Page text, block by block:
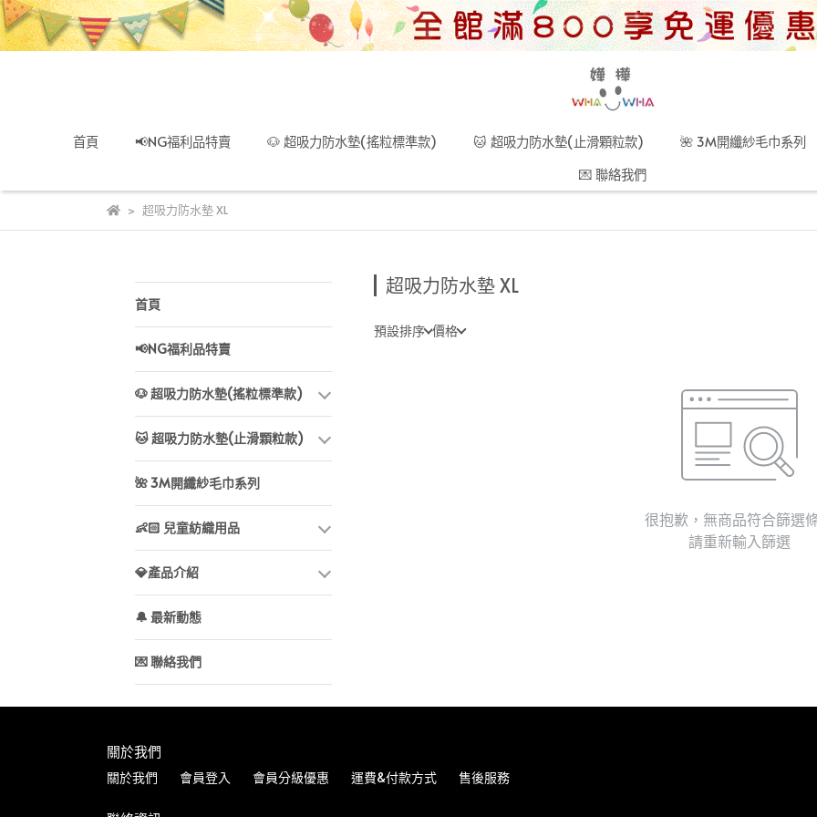
首頁 📢NG福利品特賣 🐶 超吸力防水墊(搖粒標準款) 🐱 超吸力防水墊(止滑顆粒款)
🌺 3M開纖紗毛巾系列
💌 聯絡我們
超吸力防水墊 XL
首頁
📢NG福利品特賣
🐶 超吸力防水墊(搖粒標準款)
🐱 超吸力防水墊(止滑顆粒款)
🌺 3M開纖紗毛巾系列
👶🏻 兒童紡織用品
💎產品介紹
🔔 最新動態
💌 聯絡我們
超吸力防水墊 XL
預設排序 價格
很抱歉，無商品符合篩選
請重新輸入篩選
關於我們
關於我們 會員登入 會員分級優惠 運費&付款方式 售後服務